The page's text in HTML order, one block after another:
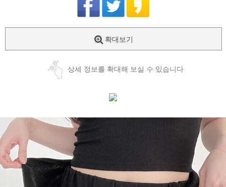
확대보기
상세 정보를 확대해 보실 수 있습니다